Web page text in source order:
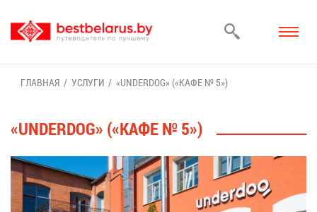
ГЛАВ­НАЯ УСЛУ­ГИ «UNDERDOG» («КА­ФЕ № 5»)
«UNDERDOG» («КА­ФЕ № 5»)